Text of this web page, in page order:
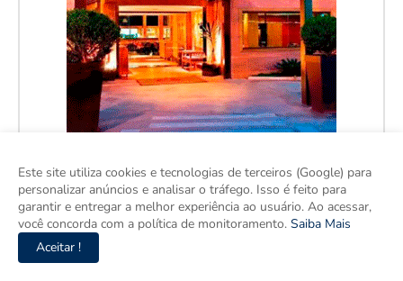
Este site utiliza cookies e tecnologias de terceiros (Google) para
personalizar anúncios e analisar o tráfego. Isso é feito para
garantir e entregar a melhor experiência ao usuário. Ao acessar,
você concorda com a política de monitoramento. Saiba Mais
Aceitar !